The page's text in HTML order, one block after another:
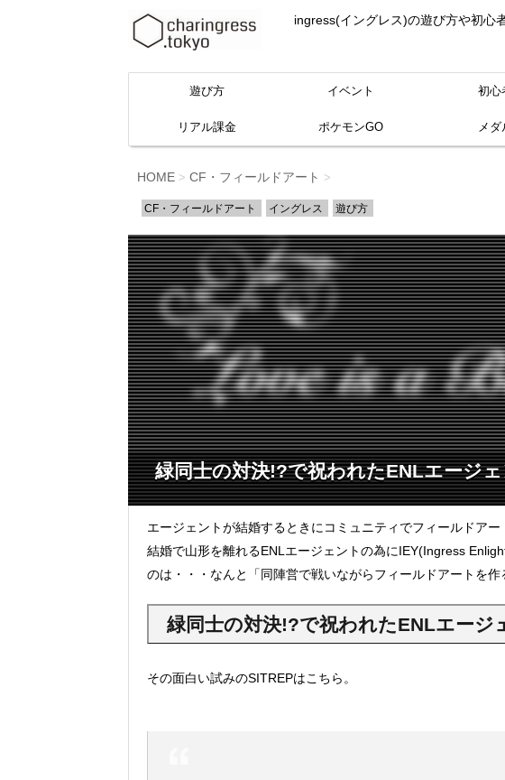
ingress(イングレス)の遊び方や初心
遊び方 イベント 初心
リアル課金 ポケモンGO メダ
HOME > CF・フィールドアート >
CF・フィールドアート イングレス 遊び方
緑同士の対決!?で祝われたENLエージ
エージェントが結婚するときにコミュニティでフィールドアー
結婚で山形を離れるENLエージェントの為にIEY(Ingress
のは・・・なんと「同陣営で戦いながらフィールドアートを作
緑同士の対決!?で祝われたENLエージ
その面白い試みのSITREPはこちら。